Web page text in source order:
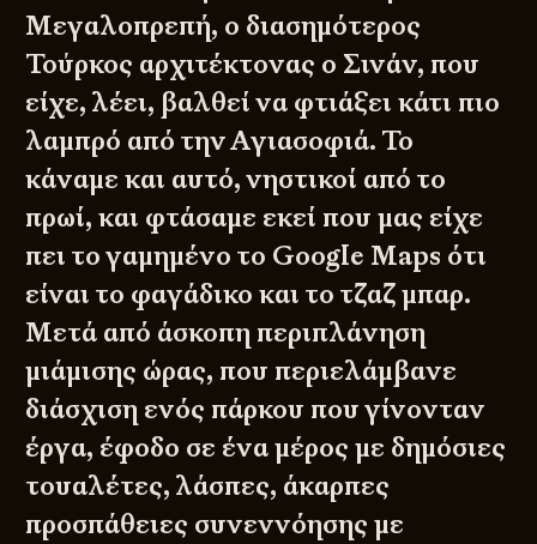
Μεγαλοπρεπή, ο διασημότερος
Τούρκος αρχιτέκτονας ο Σινάν, που
είχε, λέει, βαλθεί να φτιάξει κάτι πιο
λαμπρό από την Αγιασοφιά. Το
κάναμε και αυτό, νηστικοί από το
πρωί, και φτάσαμε εκεί που μας είχε
πει το γαμημένο το Google Maps ότι
είναι το φαγάδικο και το τζαζ μπαρ.
Μετά από άσκοπη περιπλάνηση
μιάμισης ώρας, που περιελάμβανε
διάσχιση ενός πάρκου που γίνονταν
έργα, έφοδο σε ένα μέρος με δημόσιες
τουαλέτες, λάσπες, άκαρπες
προσπάθειες συνεννόησης με